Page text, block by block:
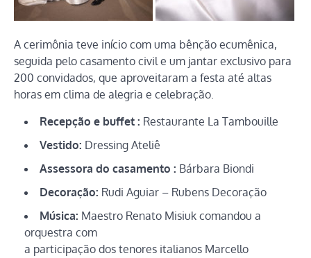
A cerimônia teve início com uma bênção ecumênica,
seguida pelo casamento civil e um jantar exclusivo para
200 convidados, que aproveitaram a festa até altas
horas em clima de alegria e celebração.
Recepção e buffet : Restaurante La Tambouille
Vestido: Dressing Ateliê
Assessora do casamento : Bárbara Biondi
Decoração: Rudi Aguiar – Rubens Decoração
Música: Maestro Renato Misiuk comandou a
orquestra com
a participação dos tenores italianos Marcello